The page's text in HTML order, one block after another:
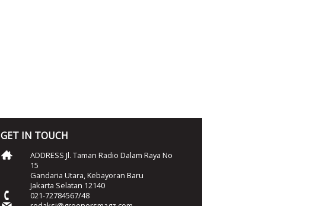
GET IN TOUCH
ADDRESS Jl. Taman Radio Dalam Raya No
15
Gandaria Utara, Kebayoran Baru
Jakarta Selatan 12140
021-72784567/48